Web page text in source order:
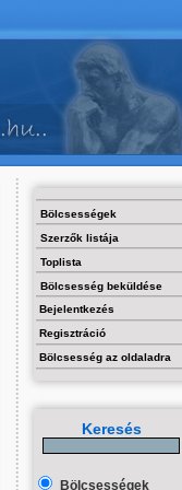
Bölcsességek
Szerzők listája
Toplista
Bölcsesség beküldése
Bejelentkezés
Regisztráció
Bölcsesség az oldaladra
Keresés
Bölcsességek